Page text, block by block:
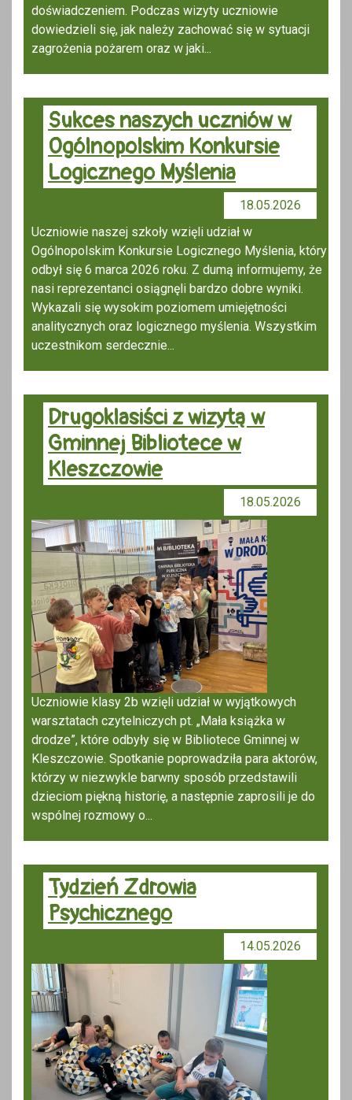
doświadczeniem. Podczas wizyty uczniowie
dowiedzieli się, jak należy zachować się w sytuacji
zagrożenia pożarem oraz w jaki...
Sukces naszych uczniów w
Ogólnopolskim Konkursie
Logicznego Myślenia
18.05.2026
Uczniowie naszej szkoły wzięli udział w
Ogólnopolskim Konkursie Logicznego Myślenia, który
odbył się 6 marca 2026 roku. Z dumą informujemy, że
nasi reprezentanci osiągnęli bardzo dobre wyniki.
Wykazali się wysokim poziomem umiejętności
analitycznych oraz logicznego myślenia. Wszystkim
uczestnikom serdecznie...
Drugoklasiści z wizytą w
Gminnej Bibliotece w
Kleszczowie
18.05.2026
Uczniowie klasy 2b wzięli udział w wyjątkowych
warsztatach czytelniczych pt. „Mała książka w
drodze”, które odbyły się w Bibliotece Gminnej w
Kleszczowie. Spotkanie poprowadziła para aktorów,
którzy w niezwykle barwny sposób przedstawili
dzieciom piękną historię, a następnie zaprosili je do
wspólnej rozmowy o...
Tydzień Zdrowia
Psychicznego
14.05.2026